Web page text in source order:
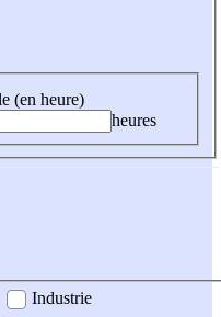
(en heure)
heures
Industrie